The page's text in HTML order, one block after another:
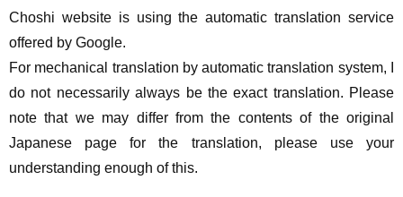
Choshi website is using the automatic translation service
offered by Google.
For mechanical translation by automatic translation system, I
do not necessarily always be the exact translation. Please
note that we may differ from the contents of the original
Japanese page for the translation, please use your
understanding enough of this.